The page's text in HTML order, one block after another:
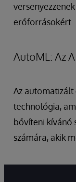
erőforrásokért.
AutoML: Az
Az automatizált
technológia,
bővíteni kívánó
számára, akik